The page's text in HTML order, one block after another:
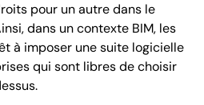
pour un autre dans le
dans un contexte BIM, les
à imposer une suite logicielle
qui sont libres de choisir